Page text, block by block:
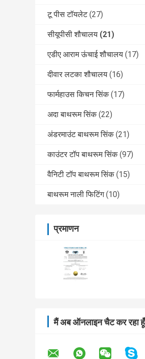
टू पीस टॉयलेट (27)
सीयूपीसी शौचालय (21)
एडीए आराम ऊंचाई शौचालय (17)
दीवार लटका शौचालय (16)
फार्महाउस किचन सिंक (17)
अदा बाथरूम सिंक (22)
अंडरमाउंट बाथरूम सिंक (21)
काउंटर टॉप बाथरूम सिंक (97)
वैनिटी टॉप बाथरूम सिंक (15)
बाथरूम नाली फिटिंग (10)
प्रमाणन
मैं अब ऑनलाइन चैट कर रहा हूँ